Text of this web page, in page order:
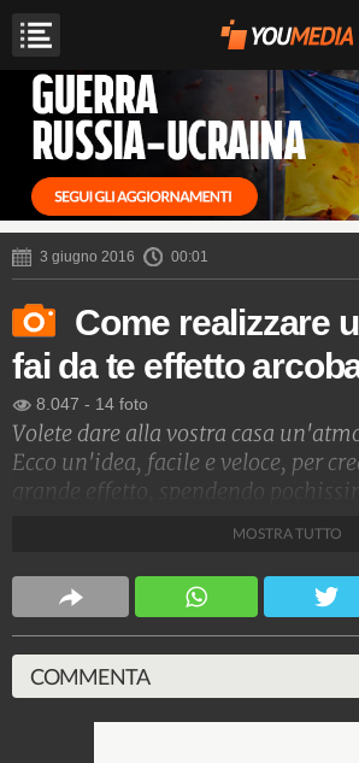
3 giugno 2016 00:01
Come realizzare
fai da te effetto
8.047 - 14 foto
Volete dare alla vostra casa
Ecco un'idea, facile e veloce, per
grande effetto, spendendo
qualche nastro colorato a vostra
è davvero spettacolare.
Fonte:http://
Lampshade/
MOSTRA TUTTO
COMMENTA